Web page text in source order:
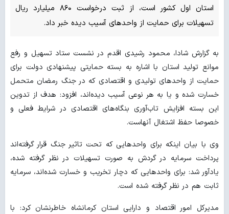
استان اول کشور است، از ثبت درخواست ۸۶۰ میلیارد ریال
تسهیلات برای حمایت از واحدهای آسیب دیده خبر داد.
به گزارش شادا، محمود رشیدی اقدم در نشست ستاد تسهیل و رفع
موانع تولید استان با اشاره به بسته حمایتی پیشنهادی دولت برای
حمایت از واحدهای تولیدی و اقتصادی که در جنگ رمضان متحمل
خسارت شده و یا به هر نوعی آسیب دیده‌اند، افزود: هدف از تدوین
این بسته افزایش تاب‌آوری بنگاه‌های اقتصادی در شرایط فعلی و
خصوصا حفظ اشتغال آنهاست.
وی با بیان اینکه برای واحدهایی که تحت تاثیر جنگ قرار گرفته‌اند
پرداخت سرمایه در گردش به صورت تسهیلات در نظر گرفته شده،
یادآور شد: برای واحدهایی که دچار تخریب و خسارت شده‌اند، سرمایه
ثابت هم در نظر گرفته شده است.
مدیرکل امور اقتصاد و دارایی استان کرمانشاه خاطرنشان کرد: با